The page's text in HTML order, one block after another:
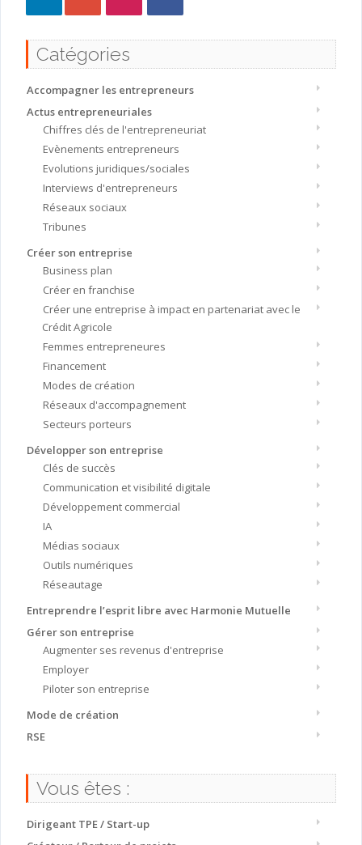
Catégories
Accompagner les entrepreneurs
Actus entrepreneuriales
Chiffres clés de l'entrepreneuriat
Evènements entrepreneurs
Evolutions juridiques/sociales
Interviews d'entrepreneurs
Réseaux sociaux
Tribunes
Créer son entreprise
Business plan
Créer en franchise
Créer une entreprise à impact en partenariat avec le
Crédit Agricole
Femmes entrepreneures
Financement
Modes de création
Réseaux d'accompagnement
Secteurs porteurs
Développer son entreprise
Clés de succès
Communication et visibilité digitale
Développement commercial
IA
Médias sociaux
Outils numériques
Réseautage
Entreprendre l’esprit libre avec Harmonie Mutuelle
Gérer son entreprise
Augmenter ses revenus d'entreprise
Employer
Piloter son entreprise
Mode de création
RSE
Vous êtes :
Dirigeant TPE / Start-up